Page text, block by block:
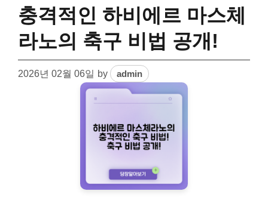
충격적인 하비에르 마스체
라노의 축구 비법 공개!
2026년 02월 06일 by admin